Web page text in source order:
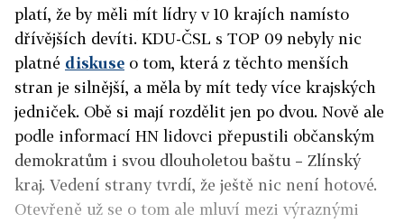
platí, že by měli mít lídry v 10 krajích namísto
dřívějších devíti. KDU-ČSL s TOP 09 nebyly nic
platné diskuse o tom, která z těchto menších
stran je silnější, a měla by mít tedy více krajských
jedniček. Obě si mají rozdělit jen po dvou. Nově ale
podle informací HN lidovci přepustili občanským
demokratům i svou dlouholetou baštu – Zlínský
kraj. Vedení strany tvrdí, že ještě nic není hotové.
Otevřeně už se o tom ale mluví mezi výraznými